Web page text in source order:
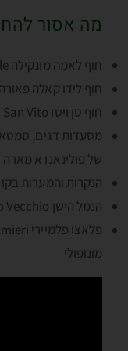
מה אסור
חוף לאמה מונקילה Lama Monachile
חוף לידו קאלה פאורה Lido Cala Paura
חוף סן ויטו Spiaggia San Vito ליד האבי הענקית
מסעדות דגים,
של פולינאנו א מארה
הנקרות והמערות בקו
הנמל הישן Porto Vecchio של מונופולי
מונופולי